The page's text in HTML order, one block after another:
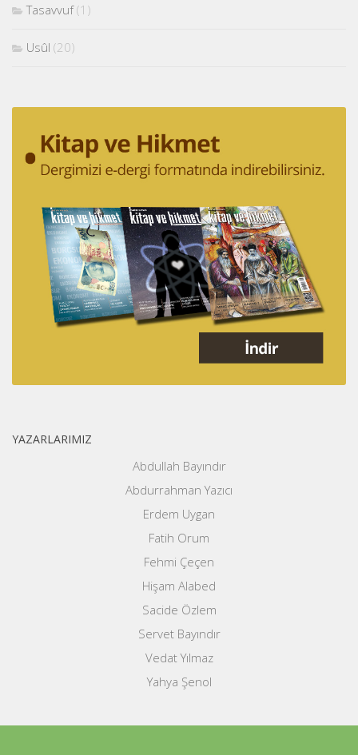
Tasavvuf(1)
Usûl (20)
YAZARLARIMIZ
Abdullah Bayındır
Abdurrahman Yazıcı
Erdem Uygan
Fatih Orum
Fehmi Çeçen
Hişam Alabed
Sacide Özlem
Servet Bayındır
Vedat Yılmaz
Yahya Şenol